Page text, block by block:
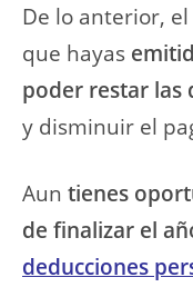
De lo anterior,
que hayas
poder restar las
y disminuir el
Aun tienes
de finalizar el
deducciones